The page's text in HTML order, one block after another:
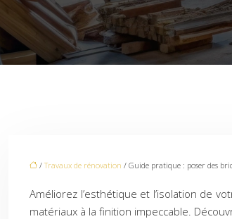
/Travaux de rénovation / Guide pratique : poser des
Améliorez l’esthétique et l’isolation de
matériaux à la finition impeccable.